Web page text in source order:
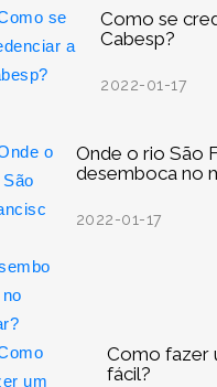
Como se
Cabesp?
2022-01-17
Onde o rio São
desemboca no
2022-01-17
Como fazer
fácil?